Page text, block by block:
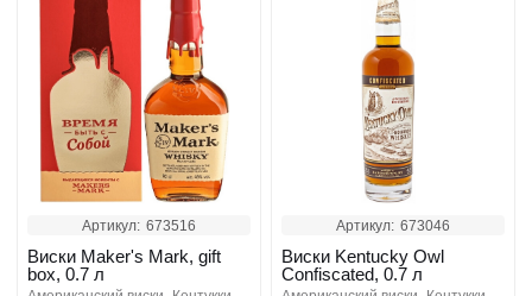
Артикул: 673516
Виски Maker's Mark, gift
box, 0.7 л
Артикул: 673046
Виски Kentucky Owl
Confiscated, 0.7 л